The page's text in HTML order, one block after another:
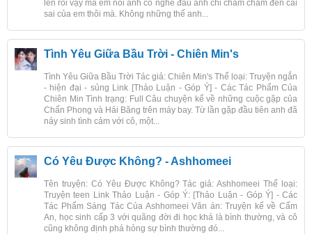
lên rồi vậy mà em nói anh có nghe đâu anh chỉ chăm chăm đến cái
sai của em thôi mà. Không những thế anh...
Tình Yêu Giữa Bầu Trời - Chiên Min's
Tình Yêu Giữa Bầu Trời Tác giả: Chiên Min's Thể loại: Truyện ngắn
- hiện đại - sủng Link [Thảo Luận - Góp Ý] - Các Tác Phẩm Của
Chiên Min Tình trạng: Full Câu chuyện kể về những cuộc gặp của
Chấn Phong và Hải Băng trên máy bay. Từ lần gặp đầu tiên anh đã
nảy sinh tình cảm với cô, một...
Có Yêu Được Không? - Ashhomeei
Tên truyện: Có Yêu Được Không? Tác giả: Ashhomeei Thể loại:
Truyện teen Link Thảo Luận - Góp Ý: [Thảo Luận - Góp Ý] - Các
Tác Phẩm Sáng Tác Của Ashhomeei Văn án: Truyện kể về Cẩm
An, học sinh cấp 3 với quãng đời đi học khá là bình thường, và cô
cũng không định phá hỏng sự bình thường đó...